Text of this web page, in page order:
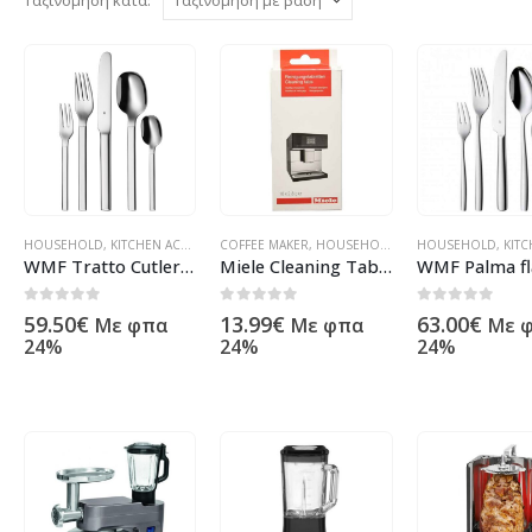
HOUSEHOLD, KITCHEN ACCESSORY ,OTHER ARTICLES,ΠΡΟΪΌΝΤΑ ΠΛΗΡΟΦΟΡΙΚΉΣ -
WMF Tratto Cutlery Stainless steel set 30 pcs
59.50€ Με φπα
24%
COFFEE MAKER, HOUSEHOLD KITCHEN ACCESSORY
Miele Cleaning Tablets 10pcs.
13.99€ Με φπα
24%
HOUSEHOLD,
63.00€ Με
24%